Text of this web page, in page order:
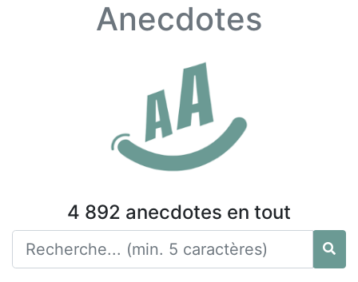
Anecdotes
4 892 anecdotes en tout